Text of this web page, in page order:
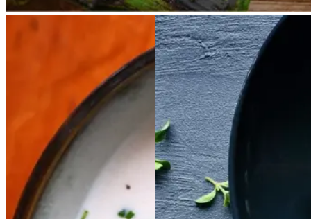
Kold hvid
bønnesuppe
bønnesu
SatjaSatja de
pollopollo